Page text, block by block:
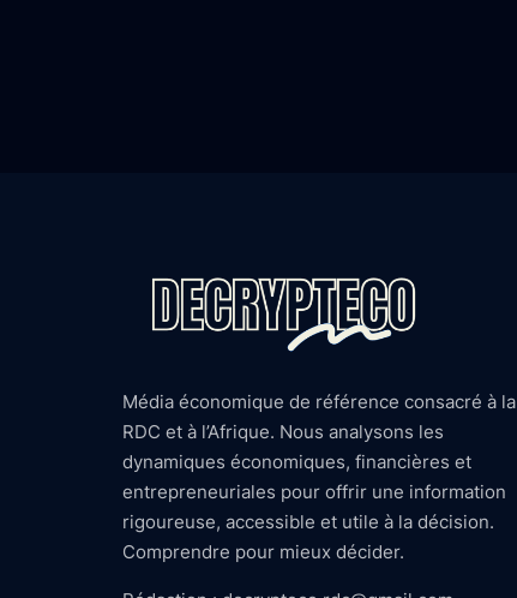
Média économique de référence consacré à la
RDC et à l’Afrique. Nous analysons les
dynamiques économiques, financières et
entrepreneuriales pour offrir une information
rigoureuse, accessible et utile à la décision.
Comprendre pour mieux décider.